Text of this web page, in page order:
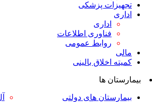
پزشکی
اطلاعات
عمومی
بالینی
های دولتی
آل جلیل آق قلا